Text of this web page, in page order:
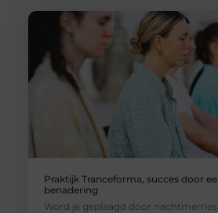
Praktijk Tranceforma, succes door
benadering
Word je geplaagd door